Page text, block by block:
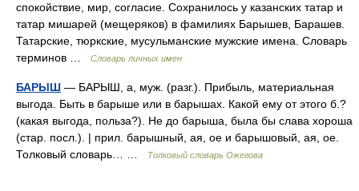
спокойствие, мир, согласие. Сохранилось у казанских татар и
татар мишарей (мещеряков) в фамилиях Барышев, Барашев.
Татарские, тюркские, мусульманские мужские имена. Словарь
терминов …
Словарь личных имен
БАРЫШ — БАРЫШ, а, муж. (разг.). Прибыль, материальная
выгода. Быть в барыше или в барышах. Какой ему от этого б.?
(какая выгода, польза?). Не до барыша, была бы слава хороша
(стар. посл.). | прил. барышный, ая, ое и барышовый, ая, ое.
Толковый словарь… …
Толковый словарь Ожегова